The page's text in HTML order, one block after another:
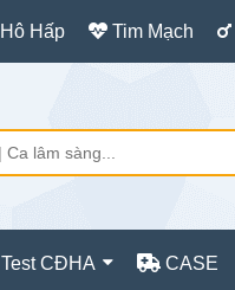
Hô Hấp Tim Mạch
Test CĐHA CASE